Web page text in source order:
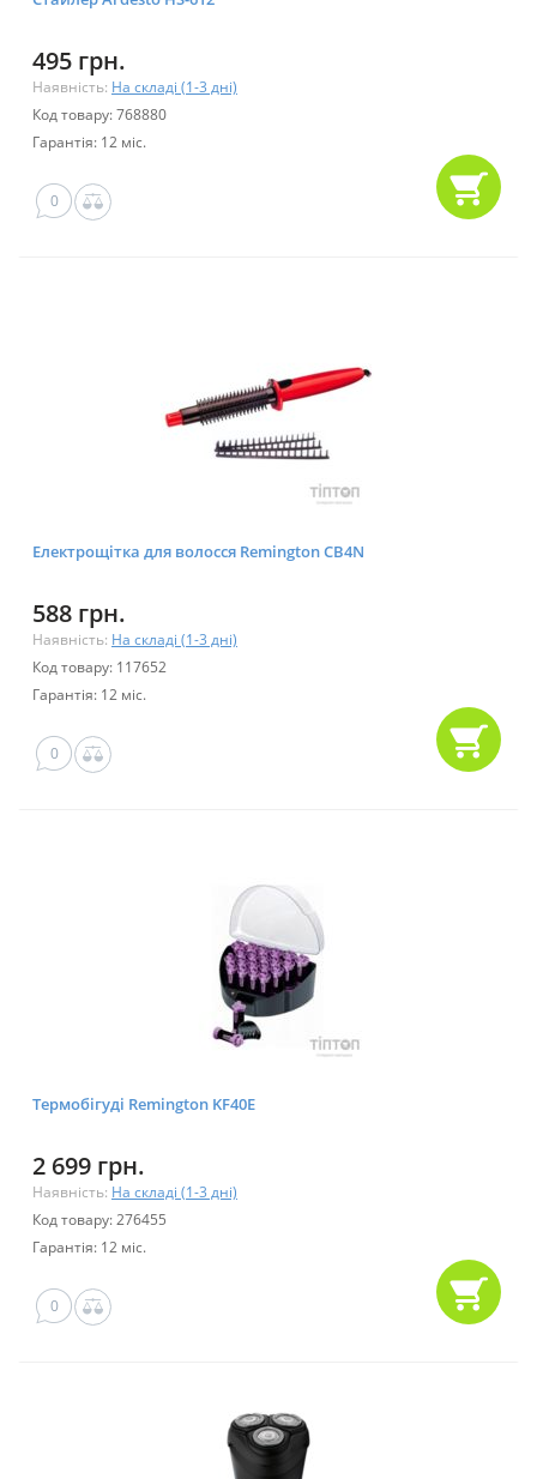
495 грн.
Наявність: На складі (1-3 дні)
Код товару: 768880
Гарантія: 12 міс.
0
Електрощітка для волосся Remington CB4N
588 грн.
Наявність: На складі (1-3 дні)
Код товару: 117652
Гарантія: 12 міс.
0
Термобігуді Remington KF40E
2 699 грн.
Наявність: На складі (1-3 дні)
Код товару: 276455
Гарантія: 12 міс.
0